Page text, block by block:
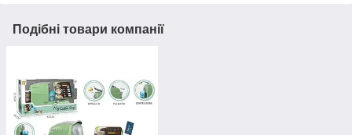
Подібні товари компанії